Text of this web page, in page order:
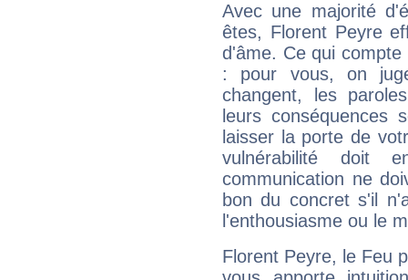
Avec une majorité
êtes, Florent Peyre
d'âme. Ce qui
: pour vous, on
changent, les
leurs conséquences
laisser la porte de
vulnérabilité doit
communication ne
bon du concret s'il
l'enthousiasme ou le
Florent Peyre, le Feu